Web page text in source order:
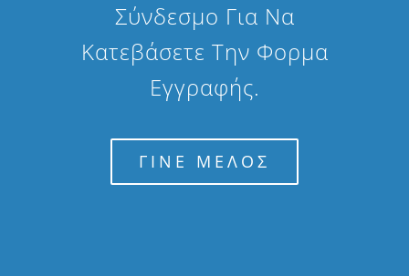
Σύνδεσμο Για Να
Κατεβάσετε Την Φορμα
Εγγραφής.
ΓΙΝΕ ΜΕΛΟΣ